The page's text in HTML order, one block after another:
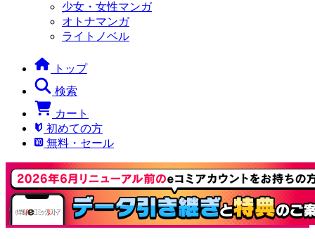
少女・女性マンガ
オトナマンガ
ライトノベル
トップ
検索
カート
初めての方
無料・セール